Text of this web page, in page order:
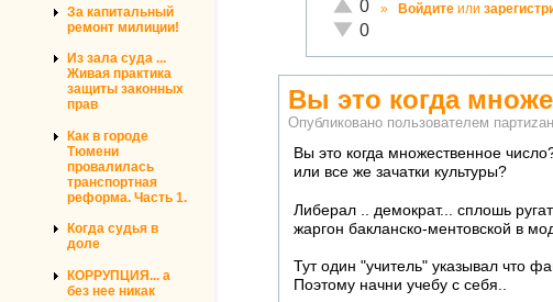
За капитальный
ремонт милиции!
Из зала суда ...
Живая практика
защиты законных
прав
Как в городе
Тюмени
провалилась
транспортная
реформа. Часть 1.
Когда судья в
доле
КОРРУПЦИЯ... а
без нее никак
0
Неадекватно!
0
» Войдите или
Вы это когда
Опубликовано пользователем партиzан
Вы это когда множественное
или все же зачатки культуры?
Либерал .. демократ... сплошь
жаргон бакланско-ментовской в
Тут один "учитель" указывал что
Поэтому начни учебу с себя..